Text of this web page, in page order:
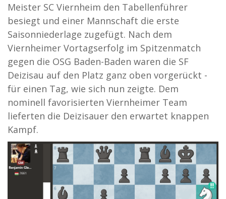
Meister SC Viernheim den Tabellenführer
besiegt und einer Mannschaft die erste
Saisonniederlage zugefügt. Nach dem
Viernheimer Vortagserfolg im Spitzenmatch
gegen die OSG Baden-Baden waren die SF
Deizisau auf den Platz ganz oben vorgerückt -
für einen Tag, wie sich nun zeigte. Dem
nominell favorisierten Viernheimer Team
lieferten die Deizisauer den erwartet knappen
Kampf.